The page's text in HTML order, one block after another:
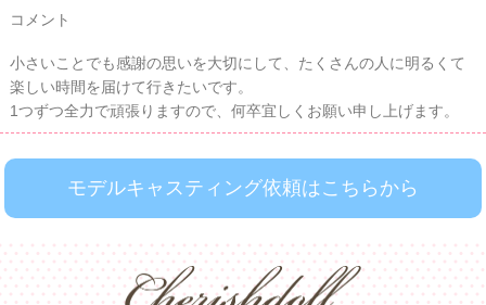
コメント
小さいことでも感謝の思いを大切にして、たくさんの人に明るくて
楽しい時間を届けて行きたいです。
1つずつ全力で頑張りますので、何卒宜しくお願い申し上げます。
モデルキャスティング依頼はこちらから